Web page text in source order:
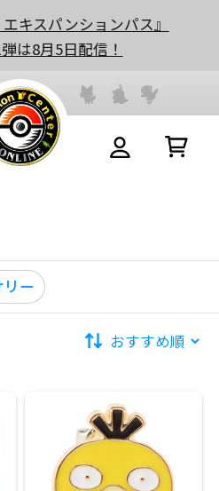
キスパンションパス』
は8月5日配信！
リー